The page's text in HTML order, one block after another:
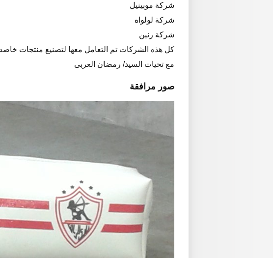
شركة موبينيل
شركة لولواه
شركة رنين
كل هذه الشركات تم التعامل معها لتصنيع منتجات
مع تحيات السيد/ رمضان العربى
صور مرافقة